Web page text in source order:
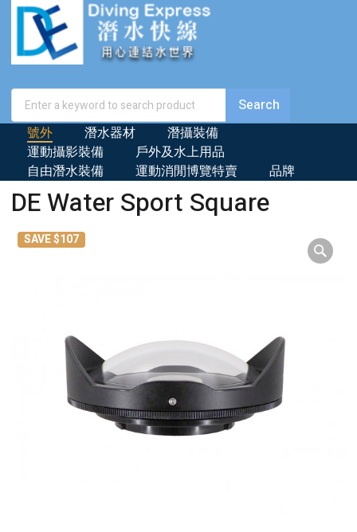
號外 潛水器材
潛攝裝備
運動攝影裝備
戶外及水上用品
自由潛水裝備
運動消閒博覽特賣 品牌
DE Water Sport Square
SAVE $107